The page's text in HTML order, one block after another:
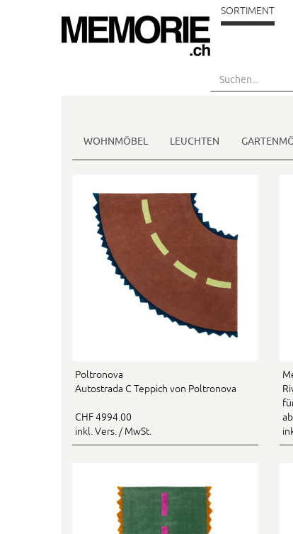
SORTIMENT
WOHNMÖBEL LEUCHTEN
Poltronova
Autostrada C Teppich von Poltronova
CHF 4994.00
inkl. Vers. / MwSt.